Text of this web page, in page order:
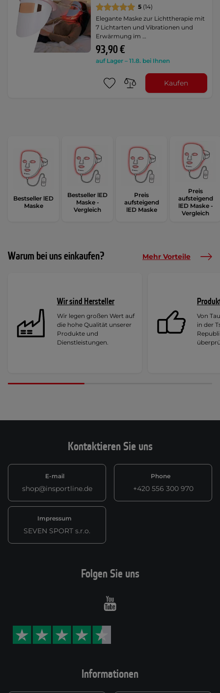
5 (14)
Elegante Maske zur Lichttherapie mit
7 Lichtarten und Vibrationen und
Erwärmung im …
93,90 €
auf Lager – 11.8. bei Ihnen
Kaufen
Bestseller lED
Maske
Bestseller lED
Maske -
Vergleich
Preis
aufsteigend
lED Maske
Preis
aufsteigend
lED Maske -
Vergleich
Warum bei uns einkaufen? Mehr Vorteile
Wir sind Hersteller
Wir legen großen Wert auf
die hohe Qualität unserer
Produkte und
Dienstleistungen.
Von
in der
Kontaktieren Sie uns
E-mail
shop@insportline.de
Phone
+420 556 300 970
Impressum
SEVEN SPORT s.r.o.
Informationen
Folgen Sie uns
Youtube